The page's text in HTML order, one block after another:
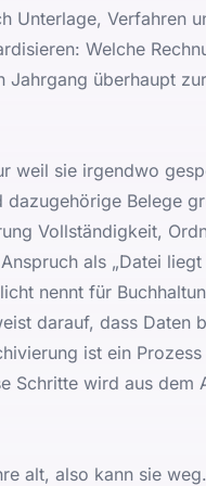
Unterlage, Verfahren
Welche
Jahrgang überhaupt
weil sie irgendwo
dazugehörige Belege
Vollständigkeit,
als „Datei liegt
nennt für
darauf, dass Daten
ist ein
Schritte wird aus dem
alt, also kann sie